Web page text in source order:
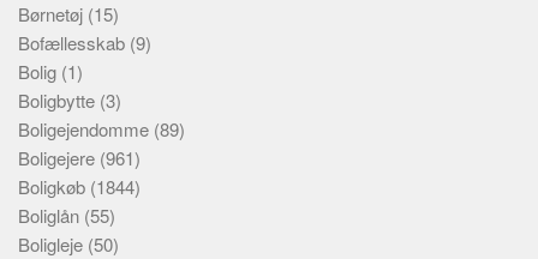
Børnetøj (15)
Bofællesskab (9)
Bolig (1)
Boligbytte (3)
Boligejendomme (89)
Boligejere (961)
Boligkøb (1844)
Boliglån (55)
Boligleje (50)